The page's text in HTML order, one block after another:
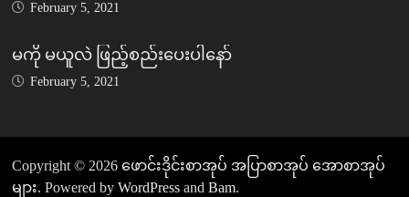
February 5, 2021
မကို မယူလဲ ဖြည့်စည်းပေးပါနော်
February 5, 2021
Copyright © 2026 ဖောင်းဒိုင်းစာအုပ် အပြာစာအုပ် အောစာအုပ်
များ. Powered by WordPressand Bam.